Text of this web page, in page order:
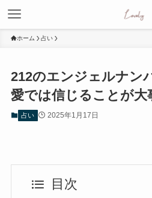
ホーム 占い
212のエンジェルナン
愛では信じることが大
占い 2025年1月17日
目次